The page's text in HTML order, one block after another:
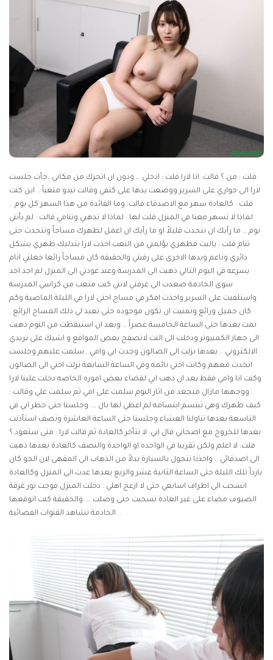
قلت : من ؟ قالت: انا لارا قلت : ادخلي … ودون ان اتحرك من مكاني…جأت جلست
لارا الى جواري على السرير ووضعت يدها على كتفي وقالت تبدو متعباً .. اين كنت
قلت : كالعادة سهر مع الاصدقاء قالت: وما الفائدة من هذا السهر كل يوم ..
لماذا لا تسهر معنا في المنزل قلت لها : لماذا لا تذهبي وتنامي قالت : لم يأتني
نوم … ما رأيك ان نتحدث قليلاً او ما رأيك ان اعمل لظهرك مساجاً ونتحدث حتى
تنام قلت : ياليت فظهري يؤلمني من التعب اخذت لارا بتدليك ظهري يشكل
دائري وناعم ويدها الاخرى على رقبتي والحقيقه كان مساجاً رائعا جعلني انام
بسرعه في اليوم التالي ذهبت الى المدرسة وعند عودتي الى المنزل لم اجد احد
سوى الخادمة صعدت الى غرفتي لانني كنت متعب من كراسي المدرسة
واستلقيت على السرير واخذت افكر في مساج اختى لارا في الليلة الماضية وكم
كان جميل ورائع وتمنيت ان تكون موجوده حتى تعيد لي ذلك المساج الرائع .
نمت بعدها حتى الساعة الخامسة عصراً … وبعد ان استيقظت من النوم ذهبت
الى جهاز الكمبيوتر ودخلت الى النت لاتصفح بعض المواقع و اشيك على بريدي
الالكتروني .. بعدها نزلت الى الصالون وجدت ابي وامي ..سلمت عليهم وجلست
اتحدث معهم وكانت اختي نائمه وفي الساعة السابعة نزلت اختي الى الصالون
وكنت انا وامي فقط بعد ان ذهب ابي لقضاء بعض اموره الخاصه دخلت علينا لارا
.. ووجهها مازال متجعد من اثار النوم سلمت على امي ثم سلمت علي وقالت :
كيف ظهرك وهي تبتسم ابتسامه لم اعطي لها بال …. وجلسنا حتى حظر ابي في
التاسعة بعدها تناولنا العشاء وجلسنا حتى الساعة العاشرة ونصف استأذنت
بعدها للخروج مع اصحابي قال ابي: لا تتأخر كالعادة ثم قالت لارا : متى ستعود ؟
قلت: لا اعلم ولكن تقريبا في الواحده او الواحدة والنصف كالعادة بعدها ذهبت
الى اصدقائي .. واخذنا نتجول بالسيارة بدلاً من الذهاب الى المقهى لان الجو كان
بارداً تلك الليلة حتى الساعة الثانية عشر والربع بعدها عدت الى المنزل وكالعادة
اتسحب الى اطراف اسابعي حتى لا ازعج اهلي . دخلت المنزل فوجت نور غرفة
الضيوف مضاء على غير العادة تسحبت حتى وصلت …. والحقيقة كنت اتوقعها
الخادمة تشاهد القنوات الفضائية ..